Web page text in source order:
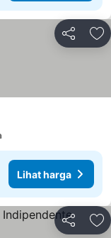
Bagikan
Lihat harga
Bagikan